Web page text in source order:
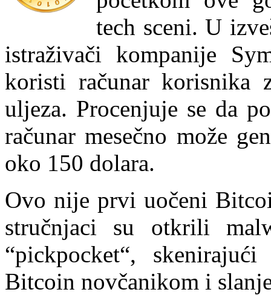
tech sceni. U
istraživači kompanije
koristi računar korisnika
uljeza. Procenjuje se da
računar mesečno može
oko 150 dolara.
Ovo nije prvi uočeni
stručnjaci su otkrili
“pickpocket“,
Bitcoin novčanikom i